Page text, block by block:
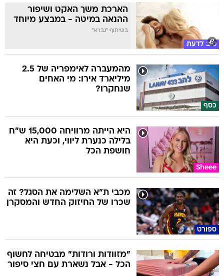
טוב לדעת
הארכת משך האקט ושיפור
ההנאה במיטה - במבצע מיוחד
בשיתוף "גברא"
כסף
מהמעברה לאימפריה של 2.5
מיליארד אירו: מי האחים
שנחקרו?
Sheee
היא הייתה מרוויחה 15,000 ש"ח
בלילה כנערת ליווי, וכעת היא
חושפת הכל
ספורט
מכבי ת"א השלימה את הסגל? זה
שכרו של החיזוק החדש והמסקרן
"מזוודות ורודות" מבטיחה לחשוף
הכל - אבל נשארת עם חצי סיפור